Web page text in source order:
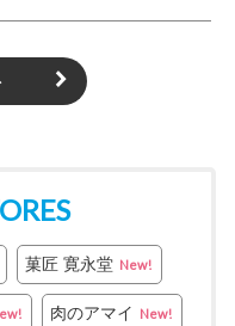
菓匠 寛永堂 New!
肉のアマイ New!